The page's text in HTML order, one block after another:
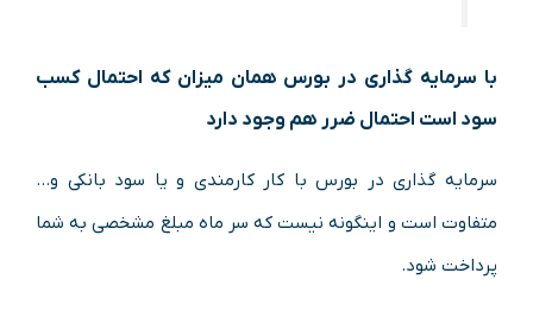
با سرمایه گذاری در بورس همان میزان که احتمال کسب
سود است احتمال ضرر هم وجود دارد
سرمایه گذاری در بورس با کار کارمندی و یا سود بانکی و…
متفاوت است و اینگونه نیست که سر ماه مبلغ مشخصی به شما
پرداخت شود.